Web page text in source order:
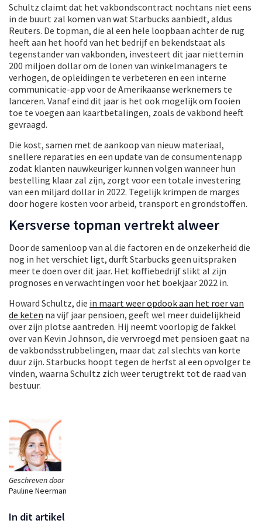
Geschreven door
Pauline Neerman
In dit artikel
Schultz claimt dat het vakbondscontract nochtans niet eens
in de buurt zal komen van wat Starbucks aanbiedt, aldus
Reuters. De topman, die al een hele loopbaan achter de rug
heeft aan het hoofd van het bedrijf en bekendstaat als
tegenstander van vakbonden, investeert dit jaar niettemin
200 miljoen dollar om de lonen van winkelmanagers te
verhogen, de opleidingen te verbeteren en een interne
communicatie-app voor de Amerikaanse werknemers te
lanceren. Vanaf eind dit jaar is het ook mogelijk om fooien
toe te voegen aan kaartbetalingen, zoals de vakbond heeft
gevraagd.
Die kost, samen met de aankoop van nieuw materiaal,
snellere reparaties en een update van de consumentenapp
zodat klanten nauwkeuriger kunnen volgen wanneer hun
bestelling klaar zal zijn, zorgt voor een totale investering
van een miljard dollar in 2022. Tegelijk krimpen de marges
door hogere kosten voor arbeid, transport en grondstoffen.
Kersverse topman vertrekt alweer
Door de samenloop van al die factoren en de onzekerheid die
nog in het verschiet ligt, durft Starbucks geen uitspraken
meer te doen over dit jaar. Het koffiebedrijf slikt al zijn
prognoses en verwachtingen voor het boekjaar 2022 in.
Howard Schultz, die in maart weer opdook aan het roer van
de keten na vijf jaar pensioen, geeft wel meer duidelijkheid
over zijn plotse aantreden. Hij neemt voorlopig de fakkel
over van Kevin Johnson, die vervroegd met pensioen gaat na
de vakbondsstrubbelingen, maar dat zal slechts van korte
duur zijn. Starbucks hoopt tegen de herfst al een opvolger te
vinden, waarna Schultz zich weer terugtrekt tot de raad van
bestuur.